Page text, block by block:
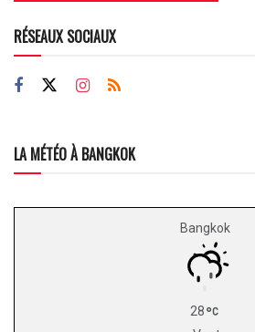
RÉSEAUX SOCIAUX
LA MÉTÉO À BANGKOK
Bangkok
28